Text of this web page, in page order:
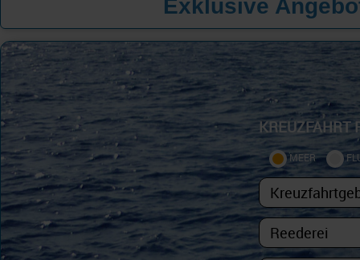
Exklusive
KREUZFAHRT
MEER